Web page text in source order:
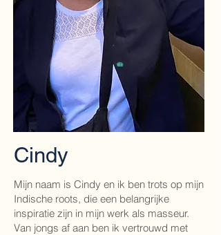
Cindy
Mijn naam is Cindy en ik ben trots op mijn
Indische roots, die een belangrijke
inspiratie zijn in mijn werk als masseur.
Van jongs af aan ben ik vertrouwd met